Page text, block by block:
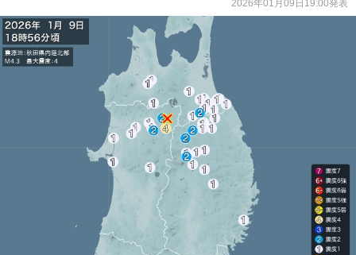
2026年01月09日19:00発表